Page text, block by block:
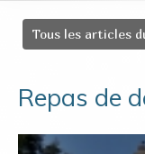
Tous les articles
Repas de